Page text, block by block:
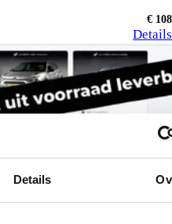
Details
€ 108
Details